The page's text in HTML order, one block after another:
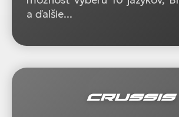
a ďalšie...